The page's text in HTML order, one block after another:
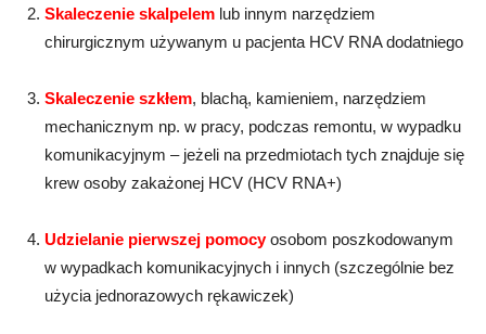
Skaleczenie skalpelem lub innym narzędziem
chirurgicznym używanym u pacjenta HCV RNA dodatniego
Skaleczenie szkłem, blachą, kamieniem, narzędziem
mechanicznym np. w pracy, podczas remontu, w wypadku
komunikacyjnym – jeżeli na przedmiotach tych znajduje się
krew osoby zakażonej HCV (HCV RNA+)
Udzielanie pierwszej pomocyosobom poszkodowanym
w wypadkach komunikacyjnych i innych (szczególnie bez
użycia jednorazowych rękawiczek)